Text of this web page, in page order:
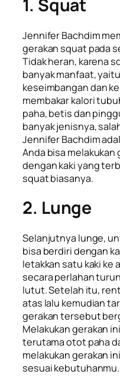
1. Squat
Jennifer Bachdim
gerakan squat pada
Tidak heran, karena
banyak manfaat,
keseimbangan dan
membakar kalori
paha, betis dan
banyak jenisnya,
Jennifer Bachdim
Anda bisa melakukan
dengan kaki yang
squatbiasanya.
2. Lunge
Selanjutnya lunge,
bisa berdiri dengan
letakkan satu kaki ke
secara perlahan
lutut. Setelah itu,
atas lalu kemudian
gerakan tersebut
Melakukan gerakan
terutama otot paha
melakukan gerakan
sesuai kebutuhanmu.